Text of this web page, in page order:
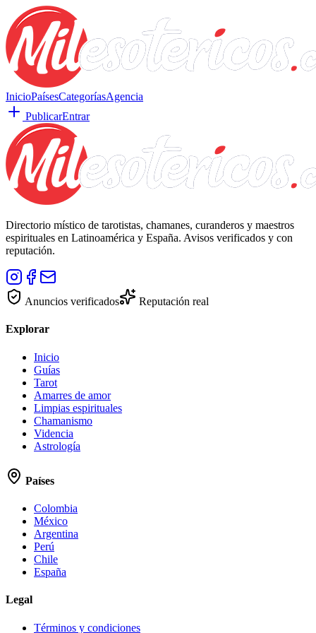
InicioPaísesCategoríasAgencia
PublicarEntrar
Directorio místico de tarotistas, chamanes, curanderos y maestros
espirituales en Latinoamérica y España. Avisos verificados y con
reputación.
Anuncios verificados Reputación real
Explorar
Inicio
Guías
Tarot
Amarres de amor
Limpias espirituales
Chamanismo
Videncia
Astrología
Países
Colombia
México
Argentina
Perú
Chile
España
Legal
Términos y condiciones